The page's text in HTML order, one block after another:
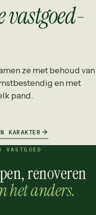
vastgoed­
ze met behoud van
en met
pand.
KARAKTER
renoveren
het anders.